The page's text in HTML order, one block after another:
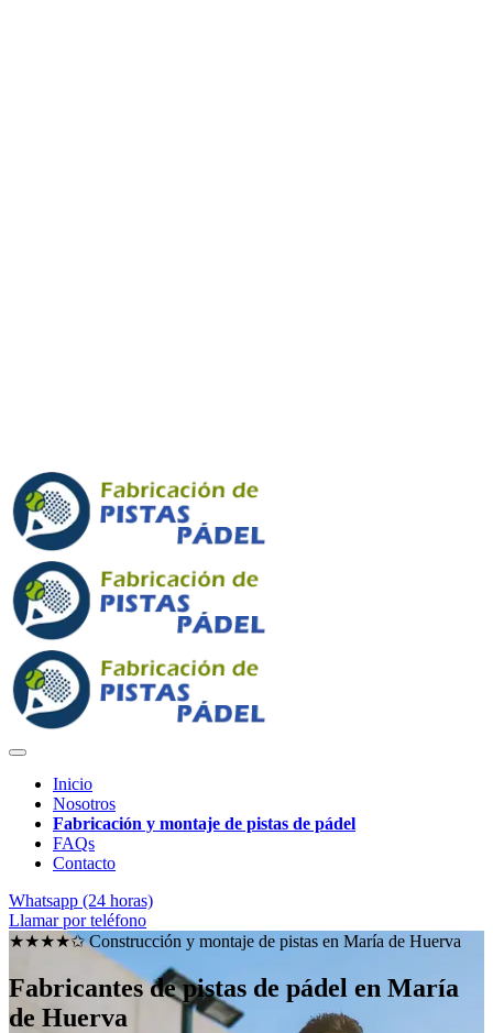
Inicio
Nosotros
Fabricación y montaje de pistas de pádel
FAQs
Contacto
Whatsapp (24 horas)
Llamar por teléfono
★★★★✩ Construcción y montaje de pistas en María de Huerva
Fabricantes de pistas de pádel en María
de Huerva